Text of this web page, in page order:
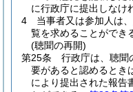
に行政庁に提出しなけ
4
当事者又は参加人は、
覧を求めることができ
(聴聞の再開)
第25条
行政庁は、聴聞
要があると認めるとき
により提出された報告